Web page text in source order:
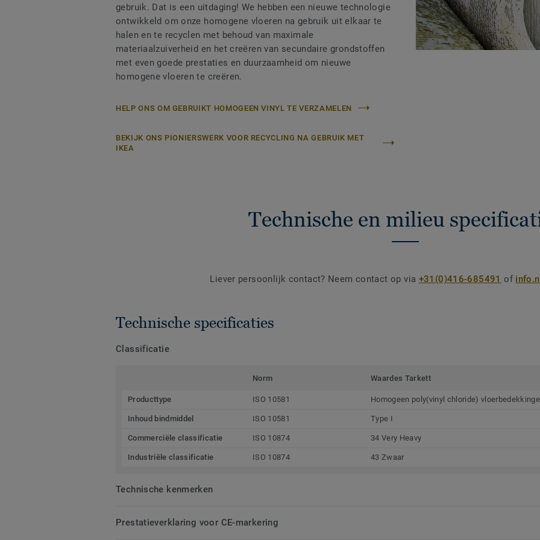
gebruik. Dat is een uitdaging! We hebben een nieuwe technologie
ontwikkeld om onze homogene vloeren na gebruik uit elkaar te
halen en te recyclen met behoud van maximale
materiaalzuiverheid en het creëren van secundaire grondstoffen
met even goede prestaties en duurzaamheid om nieuwe
homogene vloeren te creëren.
HELP ONS OM GEBRUIKT HOMOGEEN VINYL TE VERZAMELEN
BEKIJK ONS PIONIERSWERK VOOR RECYCLING NA GEBRUIK MET
IKEA
Technische en milieu
Liever persoonlijk contact? Neem contact op via +31(0)416-685491 of
Technische specificaties
Classificatie
Norm Waardes Tarkett
Producttype ISO 10581 Homogeen poly(vinyl chloride)
Inhoud bindmiddel ISO 10581 Type I
Commerciële classificatie ISO 10874 34 Very Heavy
Industriële classificatie ISO 10874 43 Zwaar
Technische kenmerken
Prestatieverklaring voor CE-markering